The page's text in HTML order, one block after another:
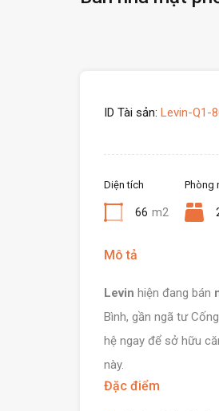
ID Tài sản: Levin-Q1-
Diện tích
66 m2
Phòng
Mô tả
Levin hiện đang bán
Bình, gần ngã tư
hệ ngay để sở hữu
này.
Đặc điểm